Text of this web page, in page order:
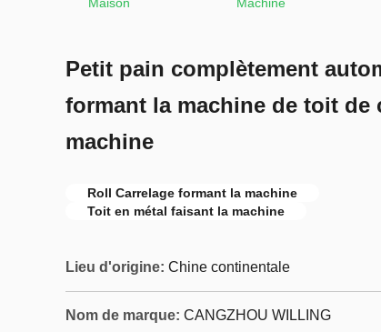
Petit pain complètement
formant la machine de toit
machine
Roll Carrelage formant la machine
Toit en métal faisant la machine
Lieu d'origine: Chine continentale
Nom de marque: CANGZHOU WILLING